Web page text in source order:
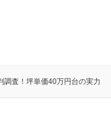
調査！坪単価40万円台の実力